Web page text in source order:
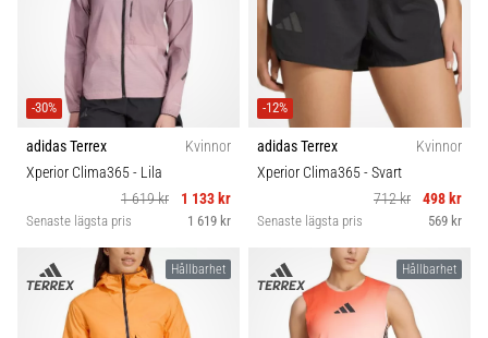
-30%
adidas Terrex
Kvinnor
Xperior Clima365- Lila
1 619 kr
1 133 kr
Senaste lägsta pris 1 619 kr
-12%
adidas Terrex
Kvinnor
Xperior Clima365- Svart
712 kr
498 kr
Senaste lägsta pris 569 kr
Hållbarhet Hållbarhet